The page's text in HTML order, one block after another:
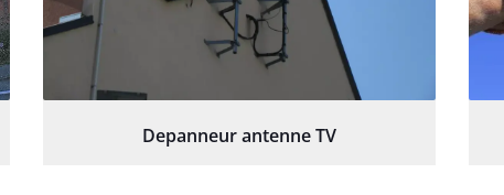
Depanneur antenne TV